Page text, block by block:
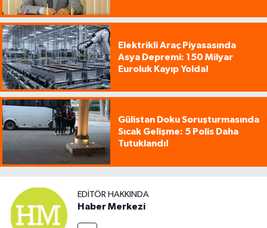
Elektrikli Araç Piyasasında
Asya Depremi: 150 Milyar
Euroluk Kayıp Yolda!
Gülistan Doku Soruşturmasında
Sıcak Gelişme: 5 Polis Daha
Tutuklandı!
EDITÖR HAKKINDA
Haber Merkezi